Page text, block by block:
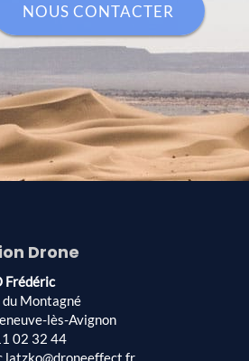
NOUS CONTACTER
Drone
Frédéric
Montagné
lès-Avignon
02 32 44